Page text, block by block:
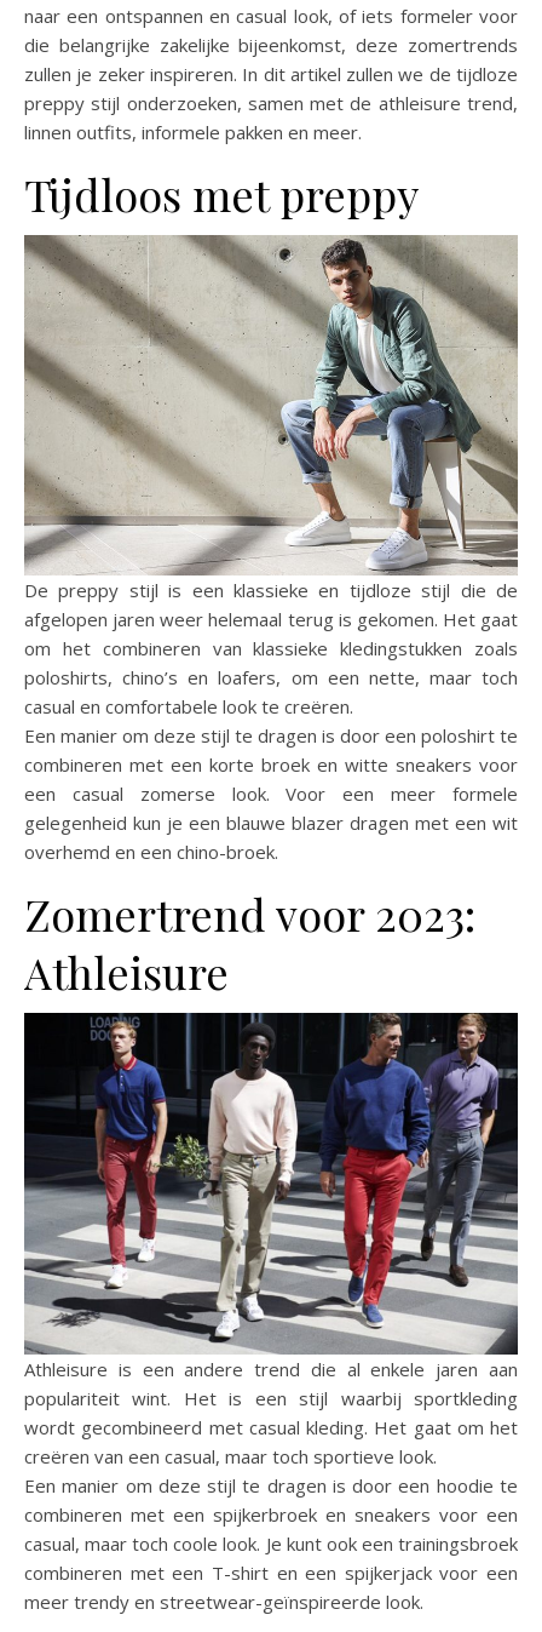
naar een ontspannen en casual look, of iets formeler voor
die belangrijke zakelijke bijeenkomst, deze zomertrends
zullen je zeker inspireren. In dit artikel zullen we de tijdloze
preppy stijl onderzoeken, samen met de athleisure trend,
linnen outfits, informele pakken en meer.
Tijdloos met preppy
De preppy stijl is een klassieke en tijdloze stijl die de
afgelopen jaren weer helemaal terug is gekomen. Het gaat
om het combineren van klassieke kledingstukken zoals
poloshirts, chino’s en loafers, om een nette, maar toch
casual en comfortabele look te creëren.
Een manier om deze stijl te dragen is door een poloshirt te
combineren met een korte broek en witte sneakers voor
een casual zomerse look. Voor een meer formele
gelegenheid kun je een blauwe blazer dragen met een wit
overhemd en een chino-broek.
Zomertrend voor 2023:
Athleisure
Athleisure is een andere trend die al enkele jaren aan
populariteit wint. Het is een stijl waarbij sportkleding
wordt gecombineerd met casual kleding. Het gaat om het
creëren van een casual, maar toch sportieve look.
Een manier om deze stijl te dragen is door een hoodie te
combineren met een spijkerbroek en sneakers voor een
casual, maar toch coole look. Je kunt ook een trainingsbroek
combineren met een T-shirt en een spijkerjack voor een
meer trendy en streetwear-geïnspireerde look.